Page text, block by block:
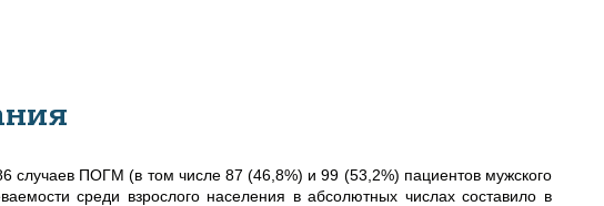
случаев ПОГМ (в том числе 87 (46,8%) и 99 (53,2%) пациентов мужского
среди взрослого населения в абсолютных числах составило в